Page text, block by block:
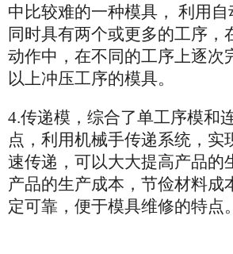
中比较难的一种模具， 利用自
同时具有两个或更多的工序，
动作中，在不同的工序上逐次
以上冲压工序的模具。
4.传递模，综合了单工序模和
点，利用机械手传递系统，实
速传递，可以大大提高产品的
产品的生产成本，节俭材料成
定可靠，便于模具维修的特点。